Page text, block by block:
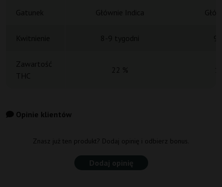
Gatunek Głównie Indica
Zawartość
THC
22 %
Opinie klientów
Znasz już ten produkt? Dodaj opinię i odbierz bonus.
Dodaj opinię